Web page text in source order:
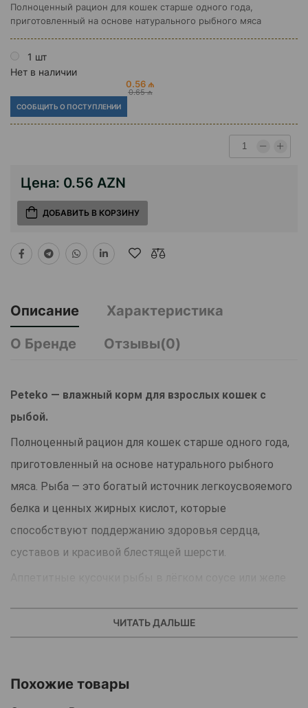
Полноценный рацион для кошек старше одного года,
приготовленный на основе натурального рыбного мяса
1 шт
Нет в наличии
0.56 ₼
0.65 ₼
СООБЩИТЬ О ПОСТУПЛЕНИИ
Цена: 0.56 AZN
ДОБАВИТЬ В КОРЗИНУ
Описание
Характеристика
О Бренде
Отзывы(0)
Peteko — влажный корм для взрослых кошек с
рыбой.
Полноценный рацион для кошек старше одного года,
приготовленный на основе натурального рыбного
мяса. Рыба — это богатый источник легкоусвояемого
белка и ценных жирных кислот, которые
способствуют поддержанию здоровья сердца,
суставов и красивой блестящей шерсти.
питомцев. Такой формат не только вкусен, но и
самочувствие кошки.
ЧИТАТЬ ДАЛЬШЕ
Похожие товары